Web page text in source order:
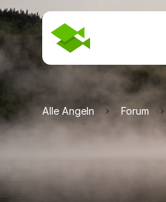
Alle Angeln Forum